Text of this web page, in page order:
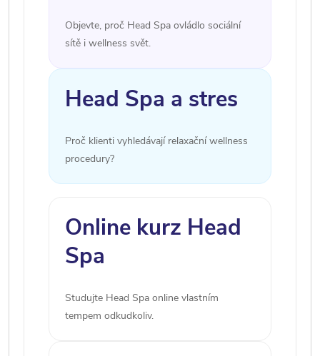
Objevte, proč Head Spa ovládlo sociální
sítě i wellness svět.
Head Spa a stres
Proč klienti vyhledávají relaxační wellness
procedury?
Online kurz Head
Spa
Studujte Head Spa online vlastním
tempem odkudkoliv.